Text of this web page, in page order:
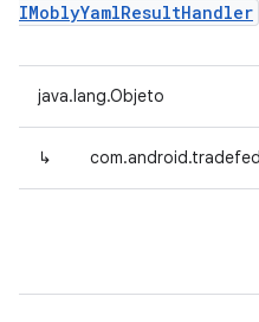
IMoblyYamlResultHandler
java.lang.Objeto
↳